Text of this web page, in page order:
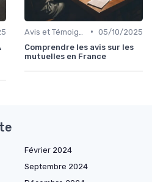
• 05/10/2025
Comprendre les avis sur les
mutuelles en France
Février 2024
Septembre 2024